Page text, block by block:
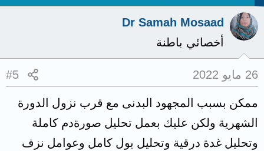
Dr Samah Mosaad
أخصائي باطنة
26 مايو 2022 #5
ممكن بسبب المجهود البدنى مع قرب نزول الدورة
الشهرية ولكن عليك بعمل تحليل صورةدم كاملة
وتحليل غدة درقية وتحليل بول كامل وعوامل نزف